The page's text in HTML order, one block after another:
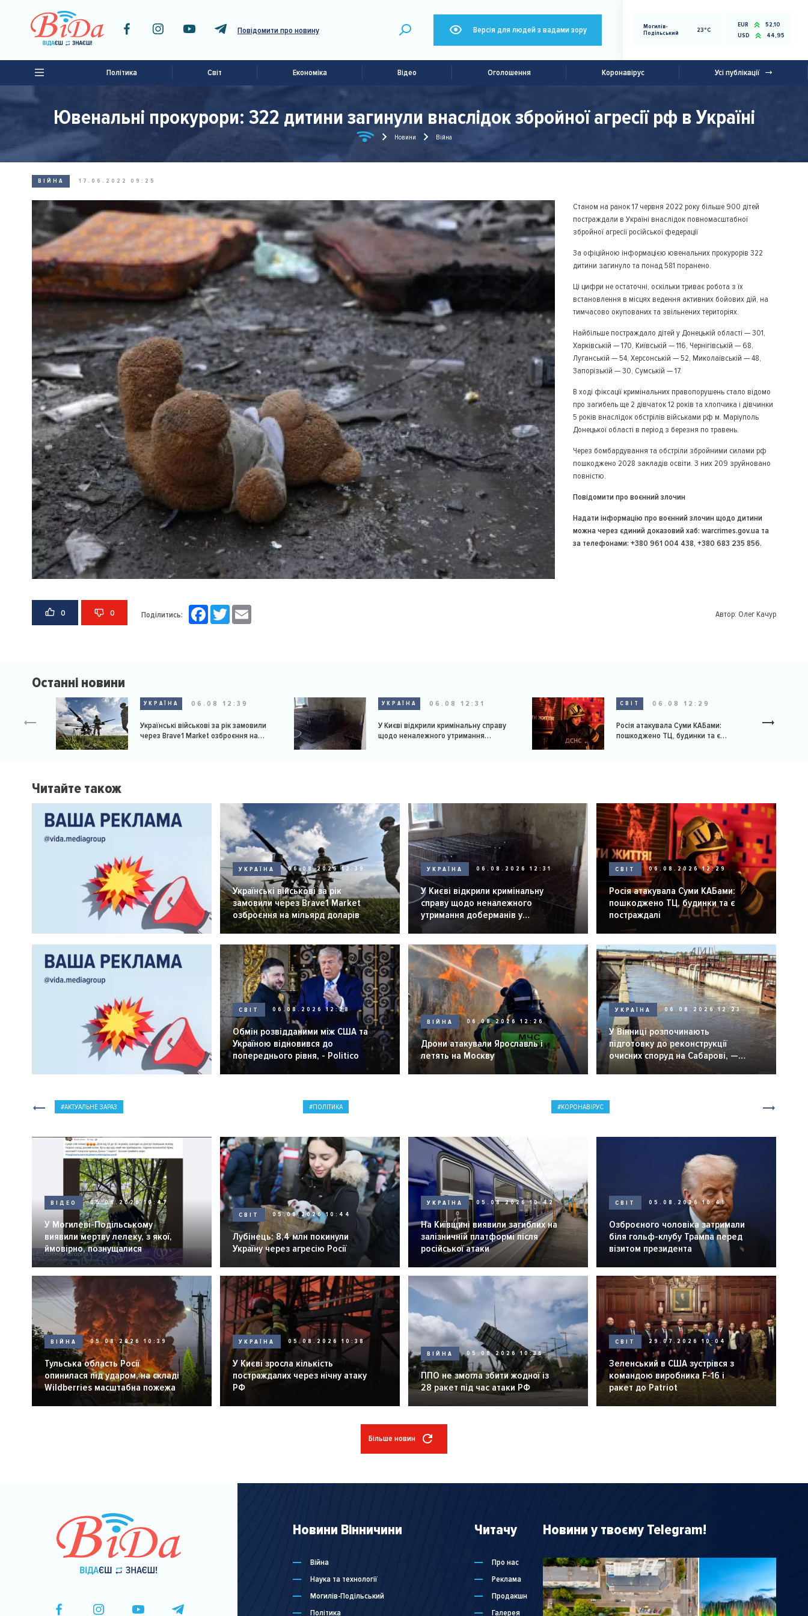
Повідомити про новину Версія для людей з вадами зору
Могилів-
Подільський
23°C
EUR
52,10
USD
44,95
Політика Світ Економіка Відео Оголошення Коронавірус Усі публікації
Ювенальні прокурори: 322 дитини загинули внаслідок збройної агресії рф в Україні
Новини Війна
ВІЙНА 17.06.2022 09:25
Станом на ранок 17 червня 2022 року більше 900 дітей
постраждали в Україні внаслідок повномасштабної
збройної агресії російської федерації
За офіційною інформацією ювенальних прокурорів 322
дитини загинуло та понад 581 поранено.
Ці цифри не остаточні, оскільки триває робота з їх
встановлення в місцях ведення активних бойових дій, на
тимчасово окупованих та звільнених територіях.
Найбільше постраждало дітей у Донецькій області — 301,
Харківській — 170, Київській — 116, Чернігівській — 68,
Луганській — 54, Херсонській — 52, Миколаївській — 48,
Запорізькій — 30, Сумській — 17.
В ході фіксації кримінальних правопорушень стало відомо
про загибель ще 2 дівчаток 12 років та хлопчика і дівчинки
5 років внаслідок обстрілів військами рф м. Маріуполь
Донецької області в період з березня по травень.
Через бомбардування та обстріли збройними силами рф
пошкоджено 2028 закладів освіти. З них 209 зруйновано
повністю.
Повідомити про воєнний злочин
Надати інформацію про воєнний злочин щодо дитини
можна через єдиний доказовий хаб: warcrimes.gov.ua та
за телефонами: +380 961 004 438, +380 683 235 856.
0 0 Поділитись: FacebookTwitter Автор: Олег Качур
Останні новини
УКРАЇНА 06.08 12:39
Українські військові за рік замовили
через Brave1 Market озброєння на
УКРАЇНА 06.08 12:31
У Києві відкрили кримінальну справу
щодо неналежного утримання
СВІТ 06.08 12:29
Росія атакувала Суми КАБами:
пошкоджено ТЦ, будинки та є
Читайте також
УКРАЇНА 06.08.2026 12:39
Українські військові за рік
замовили через Brave1 Market
озброєння на мільярд доларів
УКРАЇНА 06.08.2026 12:31
У Києві відкрили кримінальну
справу щодо неналежного
утримання доберманів у
розпліднику
СВІТ 06.08.2026 12:29
Росія атакувала Суми КАБами:
пошкоджено ТЦ, будинки та є
постраждалі
СВІТ 06.08.2026 12:28
Обмін розвідданими між США та
Україною відновився до
попереднього рівня, - Politico
ВІЙНА 06.08.2026 12:26
Дрони атакували Ярославль і
летять на Москву
УКРАЇНА 06.08.2026 12:23
У Вінниці розпочинають
підготовку до реконструкції
очисних споруд на Сабарові, —
мер Вінниці.
АКТУАЛЬНЕ ЗАРАЗ ПОЛІТИКА КОРОНАВІРУС
ВІДЕО 05.08.2026 10:47
У Могилеві-Подільському
виявили мертву лелеку, з якої,
ймовірно, познущалися
СВІТ 05.08.2026 10:44
Лубінець: 8,4 млн покинули
Україну через агресію Росії
УКРАЇНА 05.08.2026 10:42
На Київщині виявили загиблих на
залізничній платформі після
російської атаки
СВІТ 05.08.2026 10:41
Озброєного чоловіка затримали
біля гольф-клубу Трампа перед
візитом президента
ВІЙНА 05.08.2026 10:39
Тульська область Росії
опинилася під ударом, на складі
Wildberries масштабна пожежа
УКРАЇНА 05.08.2026 10:38
У Києві зросла кількість
постраждалих через нічну атаку
РФ
ВІЙНА 05.08.2026 10:36
ППО не змогла збити жодної із
28 ракет під час атаки РФ
СВІТ 29.07.2026 10:04
Зеленський в США зустрівся з
командою виробника F-16 і
ракет до Patriot
Більше новин
Новини Вінничини
Війна
Наука та технології
Могилів-Подільський
Політика
Читачу
Про нас
Реклама
Продакшн
Галерея
Новини у твоєму Telegram!